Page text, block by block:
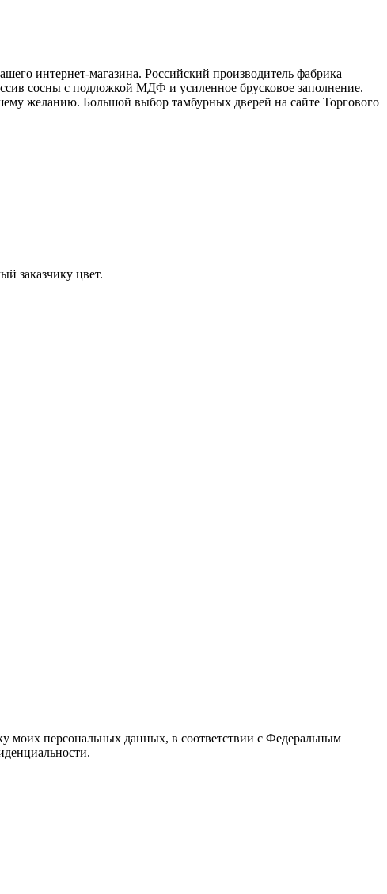
интернет-магазина. Российский производитель фабрика
сосны с подложкой МДФ и усиленное брусковое заполнение.
желанию. Большой выбор тамбурных дверей на сайте Торгового
заказчику цвет.
моих персональных данных, в соответствии с Федеральным